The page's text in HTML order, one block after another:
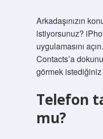
Arkadaşınızın
istiyorsunuz?
uygulamasını
Contacts’a
görmek
Telefon
mu?